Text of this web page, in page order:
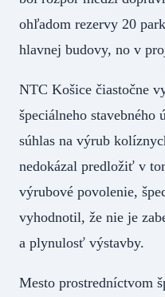
ohľadom rezervy 20
hlavnej budovy, no v
NTC Košice čiastočne
špeciálneho stavebného
súhlas na výrub
nedokázal predložiť v
výrubové povolenie,
vyhodnotil, že nie je
a plynulosť výstavby.
Mesto prostredníctvom